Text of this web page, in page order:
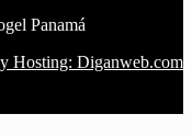
Panamá
Hosting: Diganweb.com